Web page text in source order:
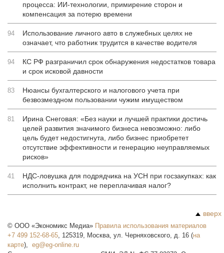
процесса: ИИ-технологии, примирение сторон и
компенсация за потерю времени
94
Использование личного авто в служебных целях не
означает, что работник трудится в качестве водителя
94
КС РФ разграничил срок обнаружения недостатков товара
и срок исковой давности
83
Нюансы бухгалтерского и налогового учета при
безвозмездном пользовании чужим имуществом
81
Ирина Снеговая: «Без науки и лучшей практики достичь
целей развития значимого бизнеса невозможно: либо
цель будет недостигнута, либо бизнес приобретет
отсутствие эффективности и генерацию неуправляемых
рисков»
41
НДС-ловушка для подрядчика на УСН при госзакупках: как
исполнить контракт, не переплачивая налог?
вверх
© ООО «Экономикс Медиа» Правила использования материалов
+7 499 152-68-65, 125319, Москва, ул. Черняховского, д. 16 (на
карте),